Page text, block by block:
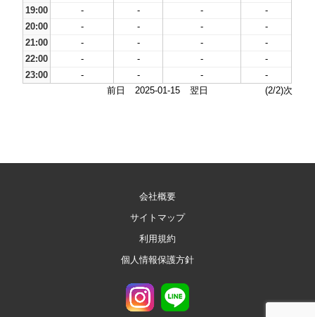
19:00
- - -
-
20:00
- - -
-
21:00
- - -
-
22:00
- - -
-
23:00
- - -
-
前日
2025-01-15 翌日 (2/2)次
会社概要
サイトマップ
利用規約
個人情報保護方針